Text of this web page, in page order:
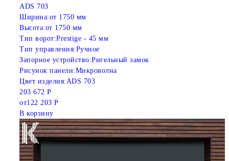
ADS 703
Ширина:от 1750 мм
Высота:от 1750 мм
Тип ворот:Prestige - 45 мм
Тип управления:Ручное
Запорное устройство:Ригельный замок
Рисунок панели:Микроволна
Цвет изделия: ADS 703
203 672 Р
от122 203 Р
В корзину